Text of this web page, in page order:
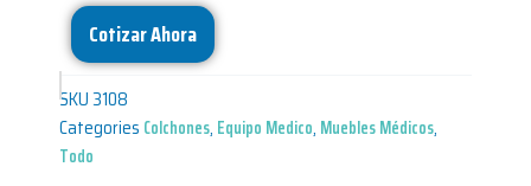
Cotizar Ahora
SKU3108
Categories Colchones, Equipo Medico, Muebles Médicos,
Todo